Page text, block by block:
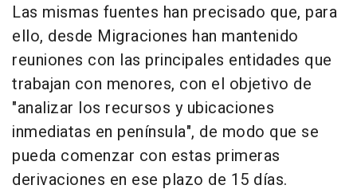
Las mismas fuentes han precisado que, para
ello, desde Migraciones han mantenido
reuniones con las principales entidades que
trabajan con menores, con el objetivo de
"analizar los recursos y ubicaciones
inmediatas en península", de modo que se
pueda comenzar con estas primeras
derivaciones en ese plazo de 15 días.